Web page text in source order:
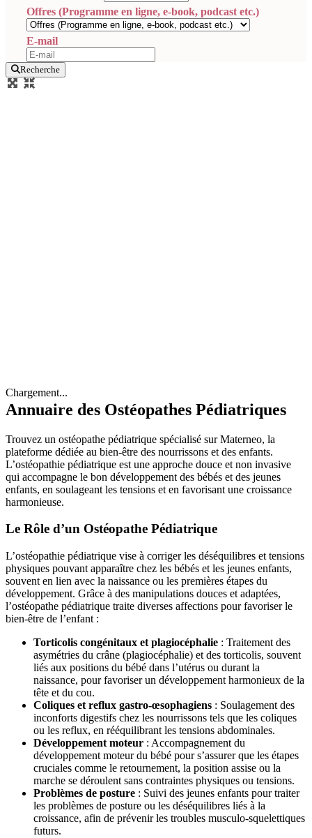
Offres (Programme en ligne, e-book, podcast etc.)
E-mail
Recherche
Chargement...
Annuaire des Ostéopathes Pédiatriques
Trouvez un ostéopathe pédiatrique spécialisé sur Materneo, la
plateforme dédiée au bien-être des nourrissons et des enfants.
L’ostéopathie pédiatrique est une approche douce et non invasive
qui accompagne le bon développement des bébés et des jeunes
enfants, en soulageant les tensions et en favorisant une croissance
harmonieuse.
Le Rôle d’un Ostéopathe Pédiatrique
L’ostéopathie pédiatrique vise à corriger les déséquilibres et tensions
physiques pouvant apparaître chez les bébés et les jeunes enfants,
souvent en lien avec la naissance ou les premières étapes du
développement. Grâce à des manipulations douces et adaptées,
l’ostéopathe pédiatrique traite diverses affections pour favoriser le
bien-être de l’enfant :
Torticolis congénitaux et plagiocéphalie : Traitement des
asymétries du crâne (plagiocéphalie) et des torticolis, souvent
liés aux positions du bébé dans l’utérus ou durant la
naissance, pour favoriser un développement harmonieux de la
tête et du cou.
Coliques et reflux gastro-œsophagiens : Soulagement des
inconforts digestifs chez les nourrissons tels que les coliques
ou les reflux, en rééquilibrant les tensions abdominales.
Développement moteur : Accompagnement du
développement moteur du bébé pour s’assurer que les étapes
cruciales comme le retournement, la position assise ou la
marche se déroulent sans contraintes physiques ou tensions.
Problèmes de posture : Suivi des jeunes enfants pour traiter
les problèmes de posture ou les déséquilibres liés à la
croissance, afin de prévenir les troubles musculo-squelettiques
futurs.